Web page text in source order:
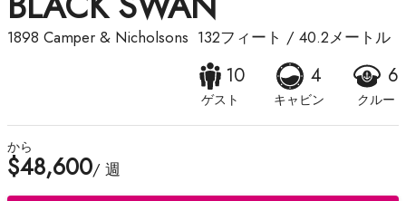
1898 Camper & Nicholsons 132フィート / 40.2メートル
10
ゲスト
4
キャビン
6
クルー
から
$48,600/ 週